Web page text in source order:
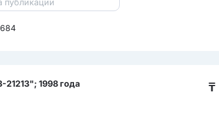
1998 года ₸